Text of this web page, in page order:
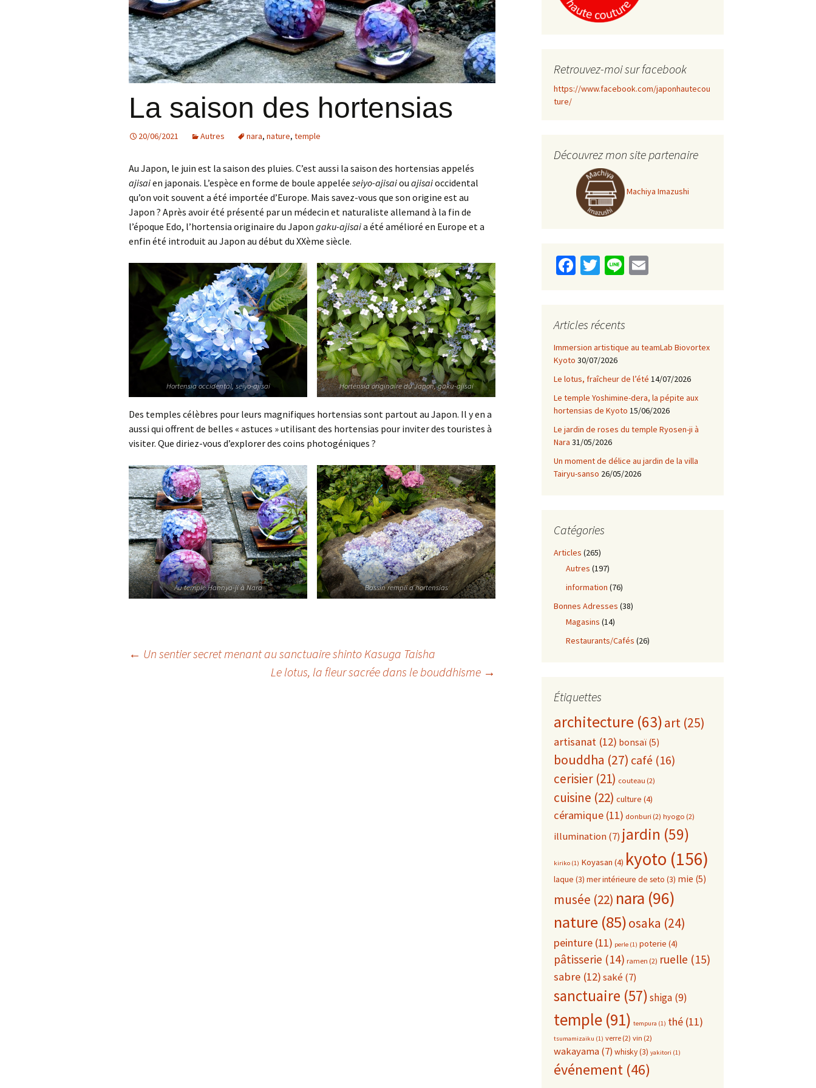
La zone centrale
Banlieue de Kyoto
Quartier Tenno-ji
Quartier autour du
château d’Osaka
Quartiers de
Semba
La Rive Ouest
La Rive Sud
La Rive Nord
Sites sacrés et chemins
de pèlerinage dans les
monts Kii
Mont Koya
Kumano
Yoshino/Omine
Himeji
La saison des hortensias
20/06/2021 Autres nara, nature, temple
Au Japon, le juin est la saison des pluies. C’est aussi la saison des hortensias appelés
ajisaien japonais. L’espèce en forme de boule appelée seiyo-ajisaiou ajisaioccidental
qu’on voit souvent a été importée d’Europe. Mais savez-vous que son origine est au
Japon ? Après avoir été présenté par un médecin et naturaliste allemand à la fin de
l’époque Edo, l’hortensia originaire du Japon gaku-ajisaia été amélioré en Europe et a
enfin été introduit au Japon au début du XXème siècle.
Hortensia occidental, seiyo-ajisai Hortensia originaire du Japon, gaku-ajisai
Des temples célèbres pour leurs magnifiques hortensias sont partout au Japon. Il y en a
aussi qui offrent de belles « astuces » utilisant des hortensias pour inviter des touristes à
visiter. Que diriez-vous d’explorer des coins photogéniques ?
Au temple Hannya-ji à Nara Bassin rempli d’hortensias
Navigation
← Un sentier secret menant au sanctuaire shinto Kasuga Taisha
Le lotus, la fleur sacrée dans le bouddhisme →
Retrouvez-moi sur facebook
https://www.facebook.com/japonhautecou
ture/
Découvrez mon site partenaire
Machiya Imazushi
Fa
o
o
k
T
er
Li
Articles récents
Immersion artistique au teamLab Biovortex
Kyoto 30/07/2026
Le lotus, fraîcheur de l’été 14/07/2026
Le temple Yoshimine-dera, la pépite aux
hortensias de Kyoto 15/06/2026
Le jardin de roses du temple Ryosen-ji à
Nara 31/05/2026
Un moment de délice au jardin de la villa
Tairyu-sanso 26/05/2026
Catégories
Articles (265)
Autres (197)
information (76)
Bonnes Adresses (38)
Magasins (14)
Restaurants/Cafés (26)
Étiquettes
architecture (63)art (25)
artisanat (12) bonsaï (5)
bouddha (27) café (16)
cerisier (21) couteau (2)
cuisine (22) culture (4)
céramique (11) donburi (2) hyogo (2)
illumination(7) jardin (59)
kiriko (1) Koyasan (4) kyoto (156)
laque (3) mer intérieure de seto (3) mie (5)
musée (22) nara (96)
nature (85)osaka (24)
peinture (11) perle (1) poterie (4)
pâtisserie (14) ramen (2) ruelle (15)
sabre (12)saké (7)
sanctuaire (57) shiga (9)
temple (91) tempura (1) thé (11)
tsumamizaiku (1) verre(2) vin (2)
wakayama(7) whisky(3) yakitori (1)
événement (46)